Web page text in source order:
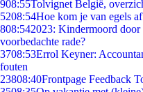
908:55Tolvignet België,
5208:54Hoe kom je van egels
808:542023: Kindermoord
voorbedachte rade?
3708:53Errol Keyner:
fouten
23808:40Frontpage Feedback